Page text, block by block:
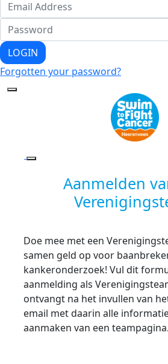
LOGIN
Forgotten your password?
Aanmelden
Doe mee met een
samen geld op voor
kankeronderzoek! Vul dit
aanmelding als
ontvangt na het invullen van
email met daarin alle
aanmaken van een teampagina.